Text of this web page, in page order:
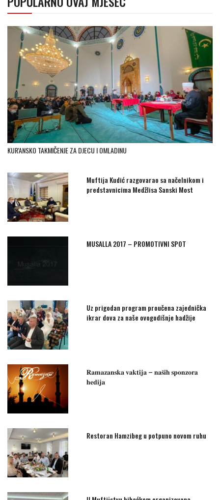
KUR'ANSKO TAKMIČENJE ZA DJECU I OMLADINU
Muftija Kudić razgovarao sa načelnikom i
predstavnicima Medžlisa Sanski Most
MUSALLA 2017 – PROMOTIVNI SPOT
Uz prigodan program proučena zajednička
ikrar dova za naše ovogodišnje hadžije
𝐑𝐚𝐦𝐚𝐳𝐚𝐧𝐬𝐤𝐚 𝐯𝐚𝐤𝐭𝐢𝐣𝐚 – 𝐧𝐚𝐬̌𝐢𝐡 𝐬𝐩𝐨𝐧𝐳𝐨𝐫𝐚
𝐡𝐞𝐝𝐢𝐣𝐚
Restoran Hamzibeg u potpuno novom ruhu